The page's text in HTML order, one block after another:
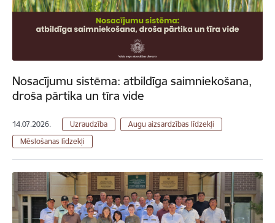
Nosacījumu sistēma: atbildīga saimniekošana,
droša pārtika un tīra vide
14.07.2026. Uzraudzība
Augu aizsardzības līdzekļi
Mēslošanas līdzekļi